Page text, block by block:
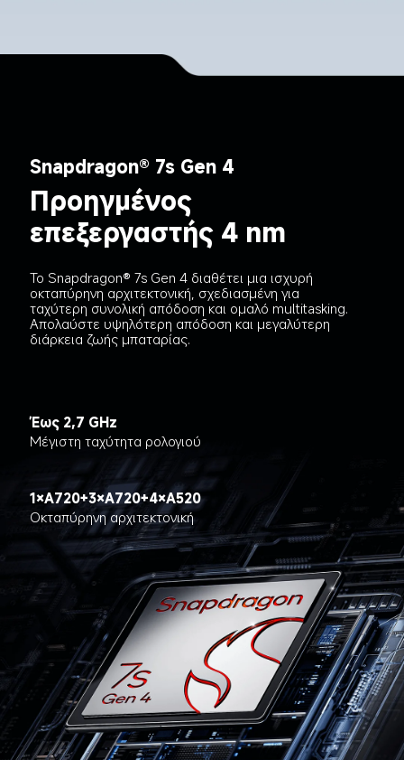
Snapdragon® 7s Gen 4
Προηγμένος
επεξεργαστής 4 nm
Το Snapdragon® 7s Gen 4 διαθέτει μια ισχυρή
οκταπύρηνη αρχιτεκτονική, σχεδιασμένη για
ταχύτερη συνολική απόδοση και ομαλό multitasking.
Απολαύστε υψηλότερη απόδοση και μεγαλύτερη
διάρκεια ζωής μπαταρίας.
Έως 2,7 GHz
Μέγιστη ταχύτητα ρολογιού
1×A720+3×A720+4×A520
Οκταπύρηνη αρχιτεκτονική